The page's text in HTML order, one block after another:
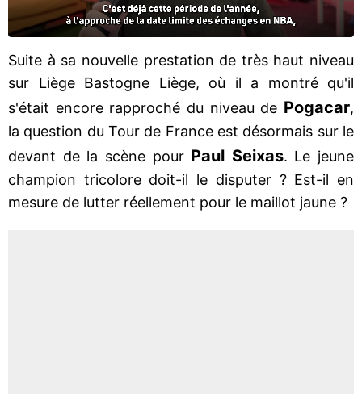
Suite à sa nouvelle prestation de très haut niveau
sur Liège Bastogne Liège, où il a montré qu'il
s'était encore rapproché du niveau de Pogacar,
la question du Tour de France est désormais sur le
devant de la scène pour Paul Seixas. Le jeune
champion tricolore doit-il le disputer ? Est-il en
mesure de lutter réellement pour le maillot jaune ?